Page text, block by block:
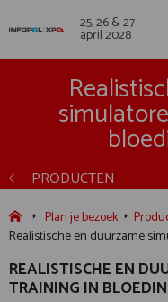
25, 26 & 27
april 2028
PRODUCTEN
Plan je bezoek
Realistische en duurzame
REALISTISCHE EN
TRAINING IN